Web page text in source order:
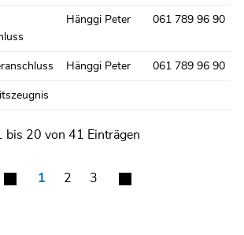
Hänggi Peter 061 789 96 90
Hänggi Peter 061 789 96 90
bis 20 von 41 Einträgen
1 2 3